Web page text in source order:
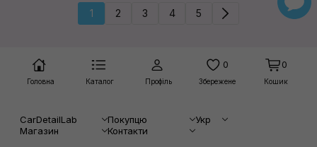
1 2 3 4 5
Головна Каталог Профіль
0
Збережене
0
Кошик
CarDetailLab Покупцю
Укр
Магазин
Контакти